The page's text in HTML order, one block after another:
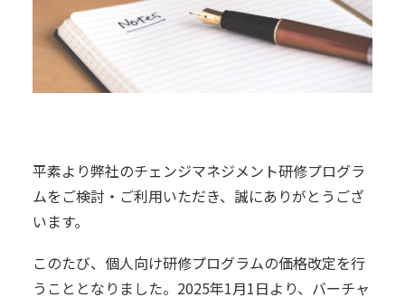
平素より弊社のチェンジマネジメント研修プログラ
ムをご検討・ご利用いただき、誠にありがとうござ
います。
このたび、個人向け研修プログラムの価格改定を行
うこととなりました。2025年1月1日より、バーチャ